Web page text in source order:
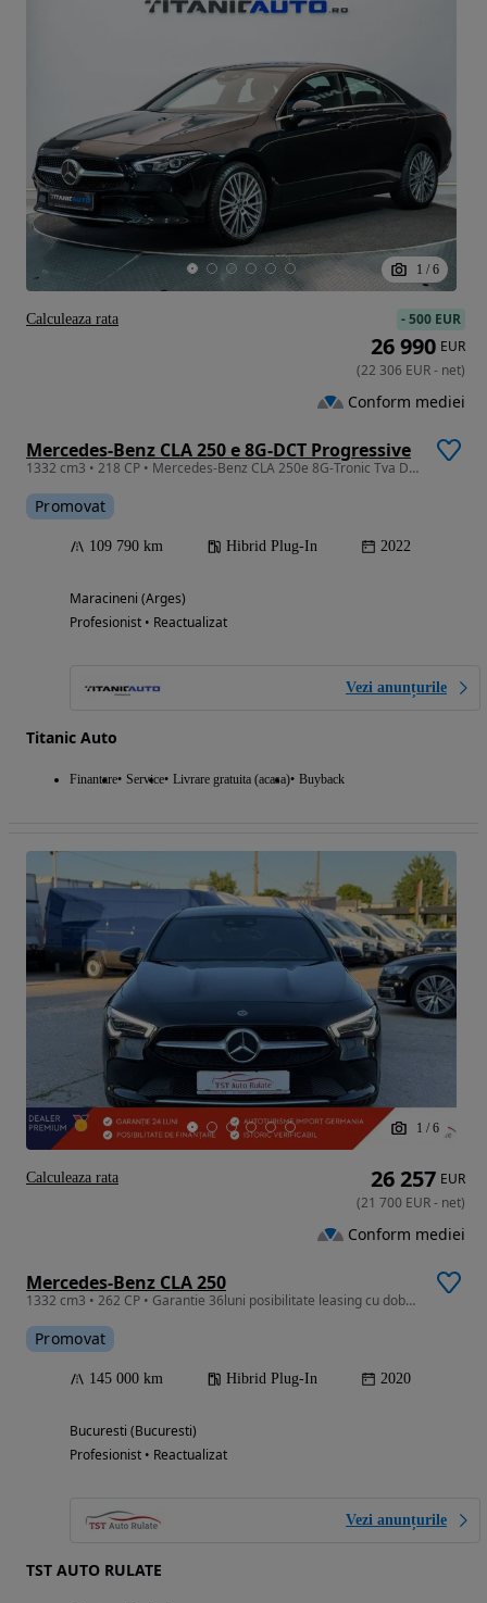
1 / 6
Mercedes-Benz CLA 250 e 8G-DCT Progressive
1332 cm3 • 218 CP • Mercedes-Benz CLA 250e 8G-Tronic Tva Deductibil Leasing Rate Credit
Promovat
109 790 km Hibrid Plug-In 2022
Maracineni (Arges)
Profesionist • Reactualizat
Vezi anunțurile
Titanic Auto
Finantare Service Livrare gratuita (acasa) Buyback
-500 EUR
26 990 EUR
(22 306 EUR- net)
Conform mediei
Calculeaza rata
1 / 6
Mercedes-Benz CLA 250
1332 cm3 • 262 CP • Garantie 36luni posibilitate leasing cu dobanda anuala fixa de 3.70%
Promovat
145 000 km Hibrid Plug-In 2020
Bucuresti (Bucuresti)
Profesionist • Reactualizat
Vezi anunțurile
TST AUTO RULATE
26 257 EUR
(21 700 EUR- net)
Conform mediei
Calculeaza rata